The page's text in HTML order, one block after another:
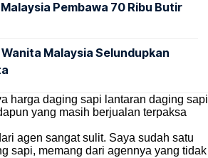
Pembawa 70 Ribu Butir
Malaysia Selundupkan
harga daging sapi lantaran daging sapi
yang masih berjualan terpaksa
agen sangat sulit. Saya sudah satu
sapi, memang dari agennya yang tidak